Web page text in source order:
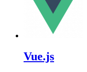
Vue.js